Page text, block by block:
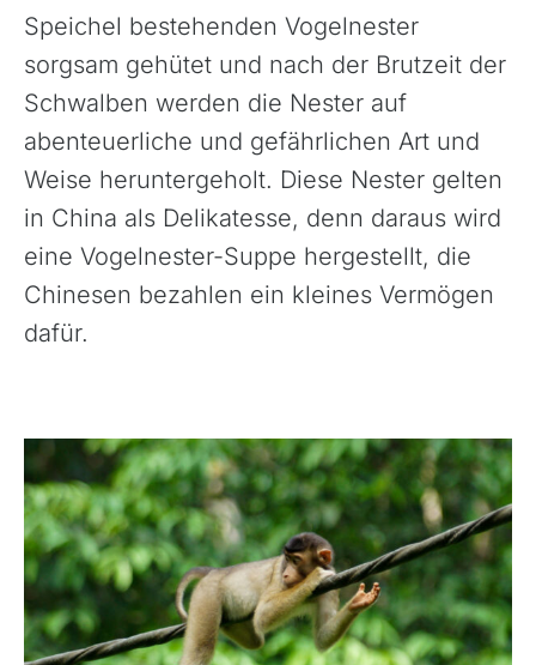
Speichel bestehenden Vogelnester
sorgsam gehütet und nach der Brutzeit der
Schwalben werden die Nester auf
abenteuerliche und gefährlichen Art und
Weise heruntergeholt. Diese Nester gelten
in China als Delikatesse, denn daraus wird
eine Vogelnester-Suppe hergestellt, die
Chinesen bezahlen ein kleines Vermögen
dafür.